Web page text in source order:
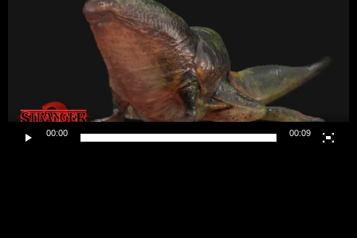
00:00 00:09